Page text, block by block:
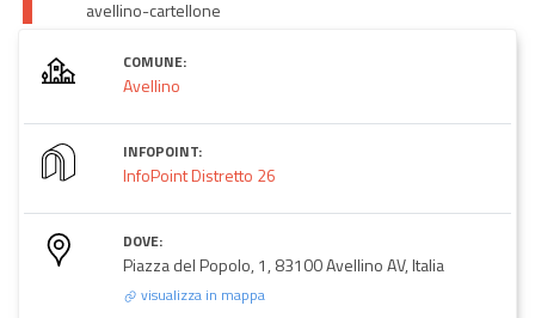
avellino-cartellone
COMUNE:
Avellino
INFOPOINT:
InfoPoint Distretto 26
DOVE:
Piazza del Popolo, 1, 83100 Avellino AV, Italia
visualizza in mappa